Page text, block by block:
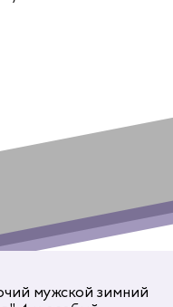
мужской зимний